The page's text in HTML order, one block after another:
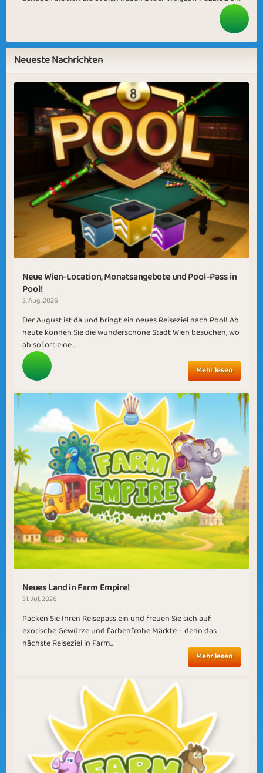
Neueste Nachrichten
Neue Wien-Location, Monatsangebote und Pool-Pass in
Pool!
3. Aug, 2026
Der August ist da und bringt ein neues Reiseziel nach Pool! Ab
heute können Sie die wunderschöne Stadt Wien besuchen, wo
ab sofort eine...
Mehr lesen
Neues Land in Farm Empire!
31. Jul, 2026
Packen Sie Ihren Reisepass ein und freuen Sie sich auf
exotische Gewürze und farbenfrohe Märkte – denn das
nächste Reiseziel in Farm...
Mehr lesen